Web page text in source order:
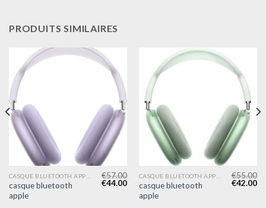
PRODUITS SIMILAIRES
casque bluetooth
apple
€57.00
€44.00
casque bluetooth
apple
€55.00
€42.00